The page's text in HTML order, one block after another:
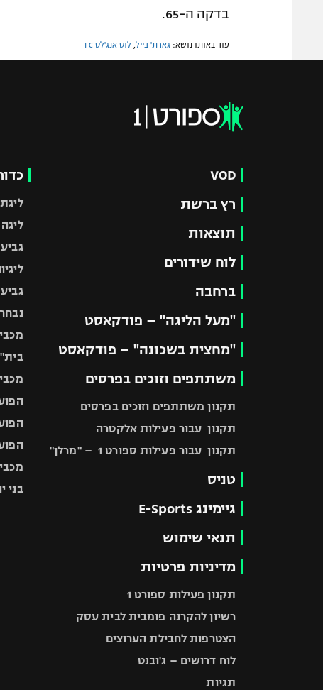
בדקה ה-65.
עוד באותו נושא: גארת' בייל לוס אנג'לס FC
VOD
רץ ברשת
תוצאות
לוח שידורים
ברחבה
"מעל הליגה" – פודקאסט
"מחצית בשכונה" – פודקאסט
משתתפים וזוכים בפרסים
תקנון משתתפים וזוכים בפרסים
תקנון עבור פעילות אלקטרה
תקנון עבור פעילות ספורט 1 – "מרלן"
טניס
גיימינג E-Sports
תנאי שימוש
מדיניות פרטיות
תקנון פעילות ספורט 1
רשיון להקרנה פומבית לבית עסק
הצטרפות לחבילת הערוצים
לוח דרושים – ג'ובנט
תגיות
בני